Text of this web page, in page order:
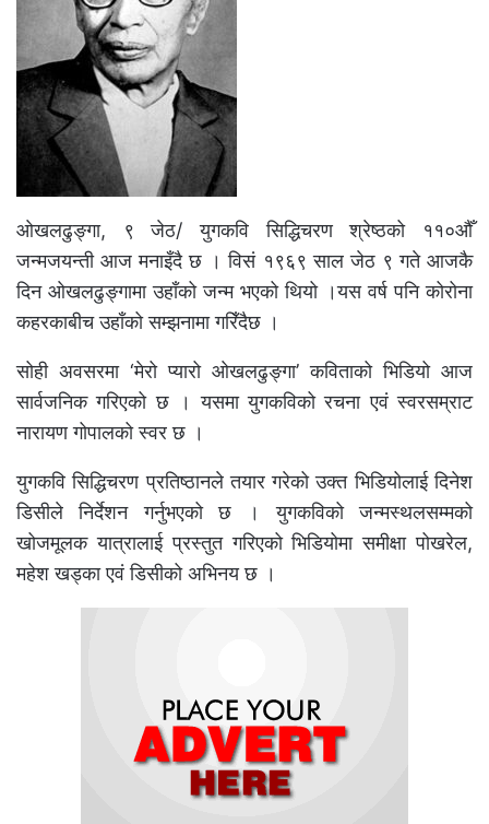
ओखलढुङ्गा, ९ जेठ/ युगकवि सिद्धिचरण श्रेष्ठको ११०औँ
जन्मजयन्ती आज मनाइँदै छ । विसं १९६९ साल जेठ ९ गते आजकै
दिन ओखलढुङ्गामा उहाँको जन्म भएको थियो ।यस वर्ष पनि कोरोना
कहरकाबीच उहाँको सम्झनामा गरिँदैछ ।
सोही अवसरमा ‘मेरो प्यारो ओखलढुङ्गा’ कविताको भिडियो आज
सार्वजनिक गरिएको छ । यसमा युगकविको रचना एवं स्वरसम्राट
नारायण गोपालको स्वर छ ।
युगकवि सिद्धिचरण प्रतिष्ठानले तयार गरेको उक्त भिडियोलाई दिनेश
डिसीले निर्देशन गर्नुभएको छ । युगकविको जन्मस्थलसम्मको
खोजमूलक यात्रालाई प्रस्तुत गरिएको भिडियोमा समीक्षा पोखरेल,
महेश खड्का एवं डिसीको अभिनय छ ।